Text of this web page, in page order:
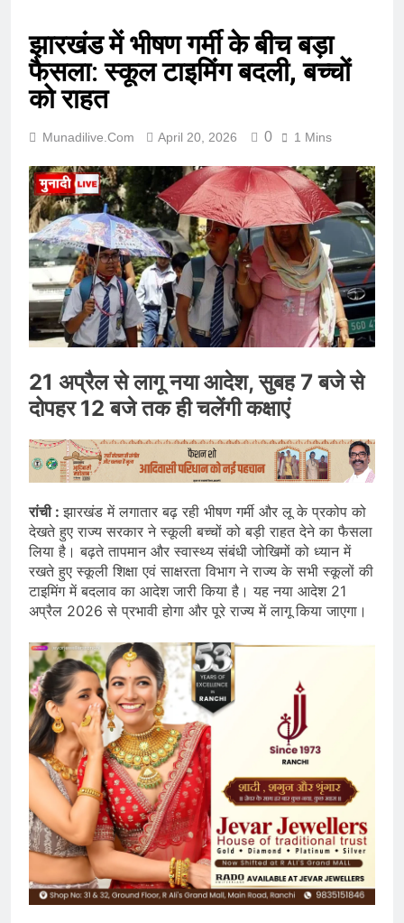
झारखंड में भीषण गर्मी के बीच बड़ा
फैसला: स्कूल टाइमिंग बदली, बच्चों
को राहत
Munadilive.com April 20, 2026 0 1 Mins
21 अप्रैल से लागू नया आदेश, सुबह 7 बजे से
दोपहर 12 बजे तक ही चलेंगी कक्षाएं
रांची :झारखंड में लगातार बढ़ रही भीषण गर्मी और लू के प्रकोप को
देखते हुए राज्य सरकार ने स्कूली बच्चों को बड़ी राहत देने का फैसला
लिया है। बढ़ते तापमान और स्वास्थ्य संबंधी जोखिमों को ध्यान में
रखते हुए स्कूली शिक्षा एवं साक्षरता विभाग ने राज्य के सभी स्कूलों की
टाइमिंग में बदलाव का आदेश जारी किया है। यह नया आदेश 21
अप्रैल 2026 से प्रभावी होगा और पूरे राज्य में लागू किया जाएगा।